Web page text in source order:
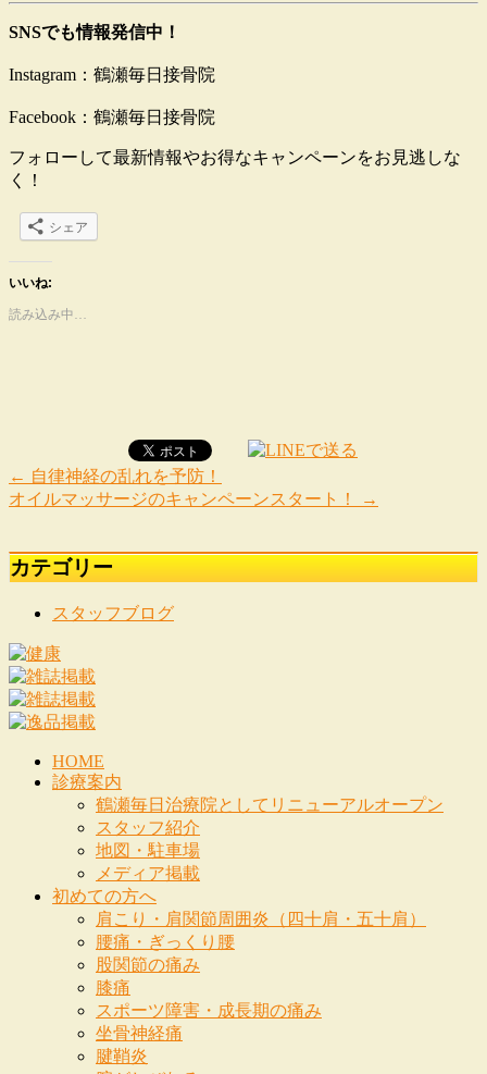
SNSでも情報発信中！
Instagram：鶴瀬毎日接骨院
Facebook：鶴瀬毎日接骨院
フォローして最新情報やお得なキャンペーンをお見逃しな
く！
シェア
いいね:
読み込み中…
← 自律神経の乱れを予防！
オイルマッサージのキャンペーンスタート！
→
カテゴリー
スタッフブログ
HOME
診療案内
鶴瀬毎日治療院としてリニューアルオープン
スタッフ紹介
地図・駐車場
メディア掲載
初めての方へ
肩こり・肩関節周囲炎（四十肩・五十肩）
腰痛・ぎっくり腰
股関節の痛み
膝痛
スポーツ障害・成長期の痛み
坐骨神経痛
腱鞘炎